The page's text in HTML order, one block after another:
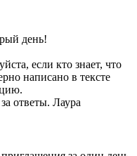
день!
если кто знает, что
написано в тексте
ответы. Лаура